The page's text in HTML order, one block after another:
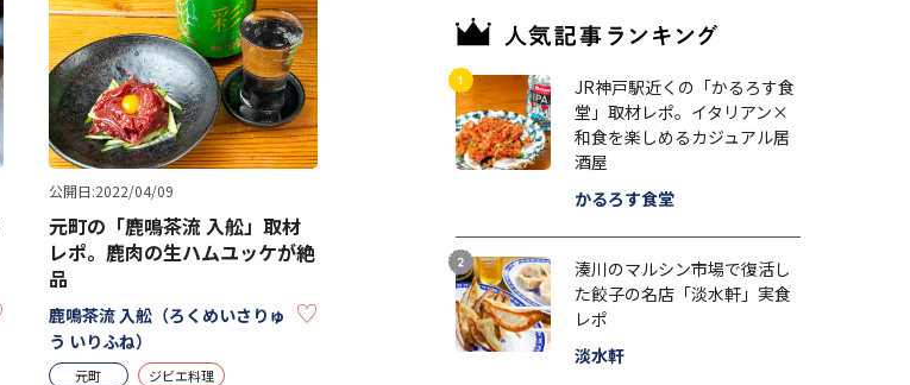
KEEP
公開日:2022/04/09
元町の「鹿鳴茶流 入舩」取材
レポ。鹿肉の生ハムユッケが絶
品
鹿鳴茶流 入舩（ろくめいさりゅ
う いりふね）
元町 ジビエ料理
JR神戸駅近くの「かるろす食
堂」取材レポ。イタリアン×
和食を楽しめるカジュアル居
酒屋
かるろす食堂
湊川のマルシン市場で復活し
た餃子の名店「淡水軒」実食
レポ
淡水軒